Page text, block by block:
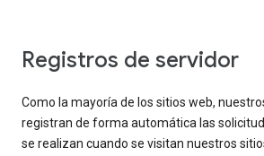
Registros de servidor
Como la mayoría de los sitios web,
registran de forma automática las
se realizan cuando se visitan nuestros